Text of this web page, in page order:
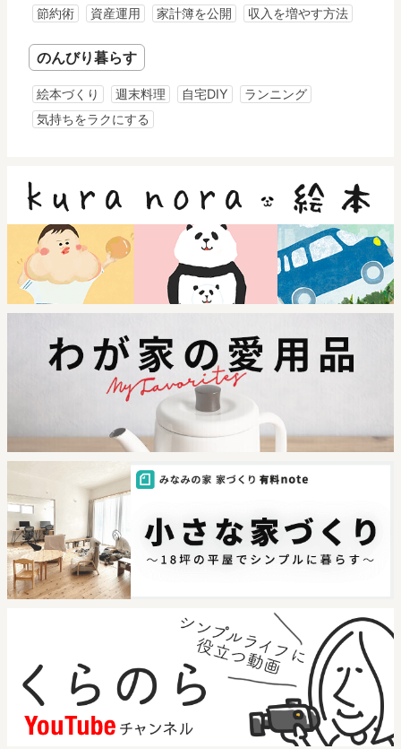
節約術 資産運用 家計簿を公開 収入を増やす方法
のんびり暮らす
絵本づくり 週末料理 自宅DIY
ランニング
気持ちをラクにする